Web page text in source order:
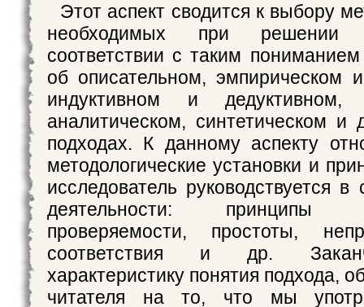
Этот аспект сводится к выбору
необходимых при
соответствии с таким
об описательном, эмпирическом
индуктивном и дедуктивном,
аналитическом, синтетическом и
подходах. К данному аспекту
методологические установки и
исследователь руководствуется в
деятельности: принципы
проверяемости, простоты,
соответствия и др.
характеристику понятия подхода,
читателя на то, что мы